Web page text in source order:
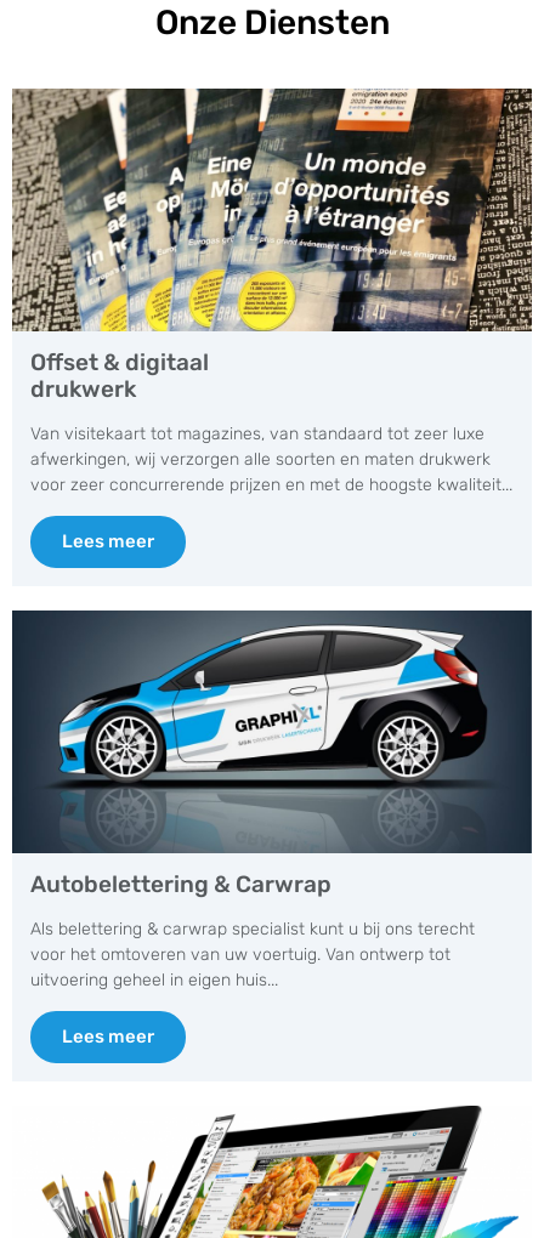
Onze Diensten
Offset & digitaal
drukwerk
Van visitekaart tot magazines, van standaard tot zeer luxe
afwerkingen, wij verzorgen alle soorten en maten drukwerk
voor zeer concurrerende prijzen en met de hoogste kwaliteit...
Lees meer
Autobelettering & Carwrap
Als belettering & carwrap specialist kunt u bij ons terecht
voor het omtoveren van uw voertuig. Van ontwerp tot
uitvoering geheel in eigen huis...
Lees meer